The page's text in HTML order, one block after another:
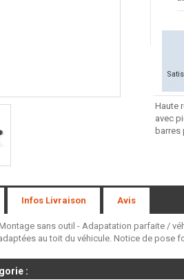
Haute
avec
barres
Infos Livraison Avis
sans outil - Adapatation parfaite /
au toit du véhicule. Notice de pose
: